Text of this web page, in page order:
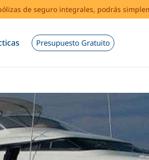
de seguro integrales, podrás
Presupuesto Gratuito